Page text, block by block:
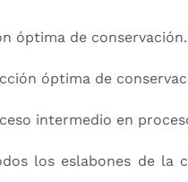
óptima de conservación.
óptima de
intermedio en
los eslabones de la